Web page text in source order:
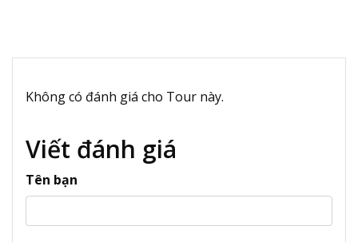
Không có đánh giá cho Tour này.
Viết đánh giá
Tên bạn